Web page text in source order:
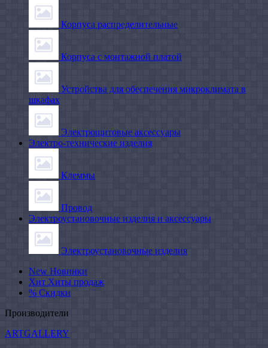
Корпуса распределительные
Корпуса с монтажной платой
Устройства для обеспечения микроклимата в
шкафах
Электрощитовые аксессуары
Электро-технические изделия
Клеммы
Провод
Электроустановочные изделия и аксессуары
Электроустановочные изделия
New Новинки
Хит Хиты продаж
% Скидки
Производители
ARTGALLERY